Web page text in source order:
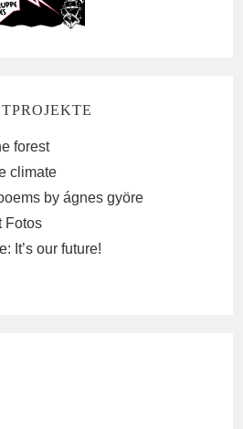
forest
climate
by ágnes györe
Fotos
It’s our future!